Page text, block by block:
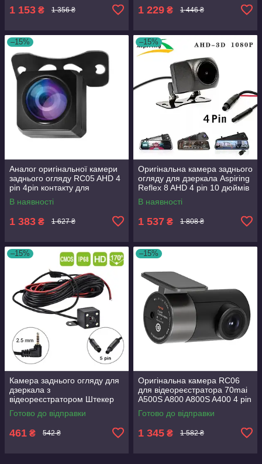
1 153 ₴ 1 356 ₴ 1 229 ₴ 1 446 ₴
–15%
Аналог оригінальної камери
заднього огляду RC05 AHD 4
pin 4pin контакту для
дзеркала 10 дюймів 70MAI
D07 S500
В наявності
1 383 ₴ 1 627 ₴
–15%
Оригінальна камера заднього
огляду для дзеркала Aspiring
Reflex 8 AHD 4 pin 10 дюймів
Штекер 2.5 мм 4 контакти
В наявності
1 537 ₴ 1 808 ₴
–15%
Камера заднього огляду для
дзеркала з
відеореєстратором Штекер
2,5 мм 5 контактів 5 pin
Готово до відправки
461 ₴ 542 ₴
–15%
Оригінальна камера RC06
для відеореєстратора 70mai
A500S A800 A800S A400 4 pin
4pin 4 контакти
Готово до відправки
1 345 ₴ 1 582 ₴